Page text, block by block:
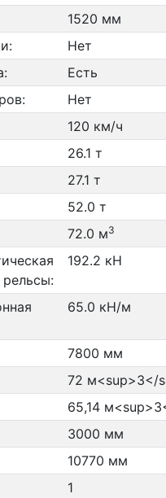
1520 мм
Нет
Есть
Нет
120 км/ч
26.1 т
27.1 т
52.0 т
72.0 м3
рельсы:
192.2 кН
65.0 кН/м
7800 мм
72 м<sup>3</
65,14
3000 мм
10770 мм
1